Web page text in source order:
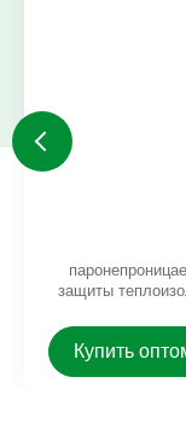
защиты
Купить